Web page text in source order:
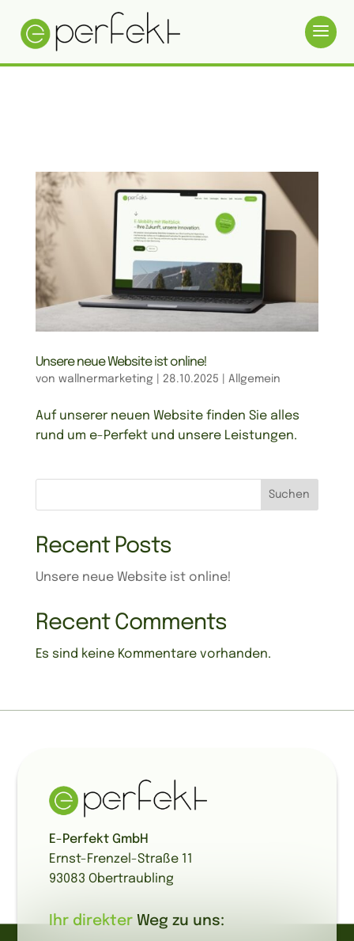
Unsere neue Website ist online!
von wallnermarketing 28.10.2025 Allgemein
Auf unserer neuen Website finden Sie alles
rund um e-Perfekt und unsere Leistungen.
Suchen
Recent Posts
Unsere neue Website ist online!
Recent Comments
Es sind keine Kommentare vorhanden.
E-Perfekt GmbH
Ernst-Frenzel-Straße 11
93083 Obertraubling
Ihr direkter Weg zu uns: